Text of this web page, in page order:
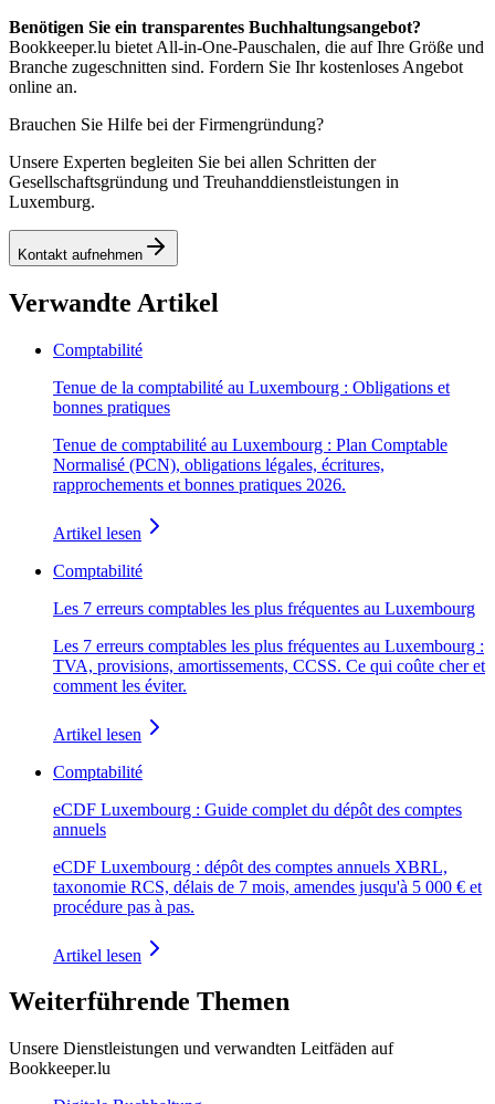
Benötigen Sie ein transparentes Buchhaltungsangebot?
Bookkeeper.lu bietet All-in-One-Pauschalen, die auf Ihre Größe und
Branche zugeschnitten sind. Fordern Sie Ihr kostenloses Angebot
online an.
Brauchen Sie Hilfe bei der Firmengründung?
Unsere Experten begleiten Sie bei allen Schritten der
Gesellschaftsgründung und Treuhanddienstleistungen in
Luxemburg.
Kontakt aufnehmen
Verwandte Artikel
Comptabilité
Tenue de la comptabilité au Luxembourg : Obligations et
bonnes pratiques
Tenue de comptabilité au Luxembourg : Plan Comptable
Normalisé (PCN), obligations légales, écritures,
rapprochements et bonnes pratiques 2026.
Artikel lesen
Comptabilité
Les 7 erreurs comptables les plus fréquentes au Luxembourg
Les 7 erreurs comptables les plus fréquentes au Luxembourg :
TVA, provisions, amortissements, CCSS. Ce qui coûte cher et
comment les éviter.
Artikel lesen
Comptabilité
eCDF Luxembourg : Guide complet du dépôt des comptes
annuels
eCDF Luxembourg : dépôt des comptes annuels XBRL,
taxonomie RCS, délais de 7 mois, amendes jusqu'à 5 000 € et
procédure pas à pas.
Artikel lesen
Weiterführende Themen
Unsere Dienstleistungen und verwandten Leitfäden auf
Bookkeeper.lu